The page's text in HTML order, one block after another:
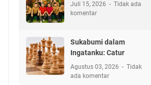
Juli 15, 2026
Tidak ada
komentar
Sukabumi dalam
Ingatanku: Catur
Agustus 03, 2026
Tidak
ada komentar